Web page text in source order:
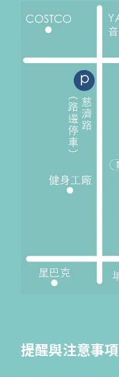
提醒與注意事項